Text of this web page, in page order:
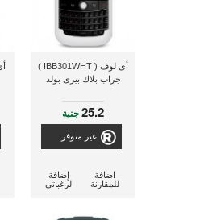
أى لوف ( IBB301WHT )
جراب بلاك بيرى بولد
25.2جنية
غير متوفر
إضافة
لرغباتي
اضافة
للمقارنة